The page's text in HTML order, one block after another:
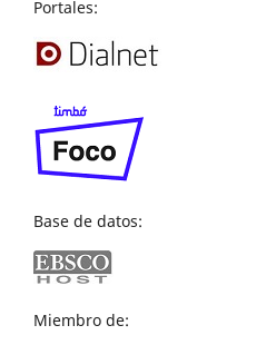
Portales:
Base de datos:
Miembro de: